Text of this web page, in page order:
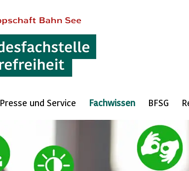
Presse und Service Fachwissen BFSG